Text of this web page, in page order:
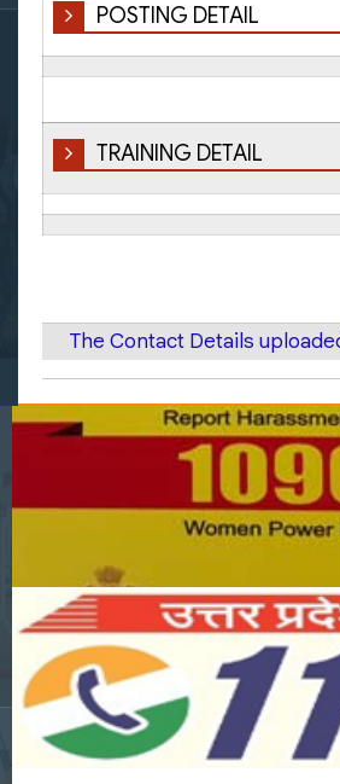
POSTING DETAIL
TRAINING DETAIL
The Contact Details